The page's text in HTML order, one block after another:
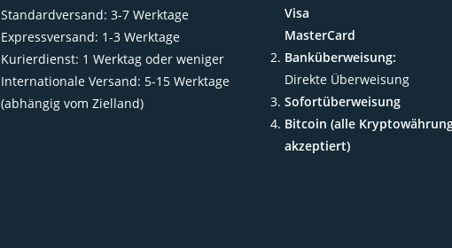
Standardversand: 3-7 Werktage
Expressversand: 1-3 Werktage
Kurierdienst: 1 Werktag oder weniger
Internationale Versand: 5-15 Werktage
(abhängig vom Zielland)
Visa
MasterCard
Banküberweisung:
Direkte Überweisung
Sofortüberweisung
Bitcoin (alle
akzeptiert)